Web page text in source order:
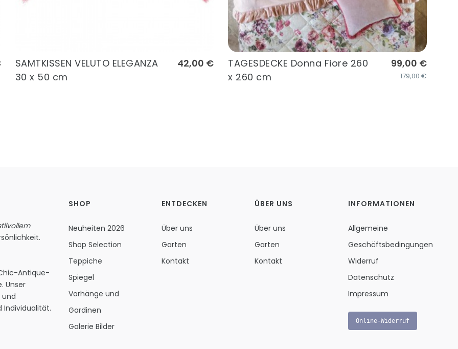
42,00 €
SAMTKISSEN VELUTO ELEGANZA
30 x 50 cm
99,00 €
179,00 €
TAGESDECKE Donna Fiore 260
x 260 cm
Antique-
Unser
Individualität.
SHOP
Neuheiten 2026
Shop Selection
Teppiche
Spiegel
Vorhänge und
Gardinen
Galerie Bilder
ENTDECKEN
Über uns
Garten
Kontakt
ÜBER UNS
Über uns
Garten
Kontakt
INFORMATIONEN
Allgemeine
Geschäftsbedingungen
Widerruf
Datenschutz
Impressum
Online-Widerruf